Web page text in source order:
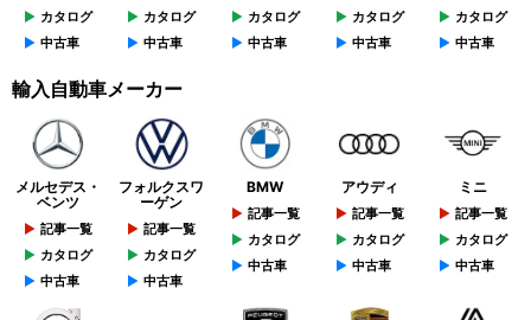
カタログ
中古車
カタログ
中古車
カタログ
中古車
カタログ
中古車
カタログ
中古車
輸入自動車メーカー
メルセデス・
ベンツ
記事一覧
カタログ
中古車
フォルクスワ
ーゲン
記事一覧
カタログ
中古車
BMW
記事一覧
カタログ
中古車
アウディ
記事一覧
カタログ
中古車
ミニ
記事一覧
カタログ
中古車